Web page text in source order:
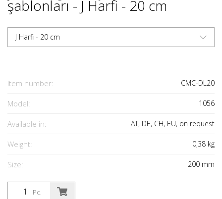
şablonları - J Harfi - 20 cm
J Harfi - 20 cm
Item number: CMC-DL20
Model: 1056
Available in: AT, DE, CH, EU, on request
Weight: 0,38 kg
Size: 200 mm
Pc.